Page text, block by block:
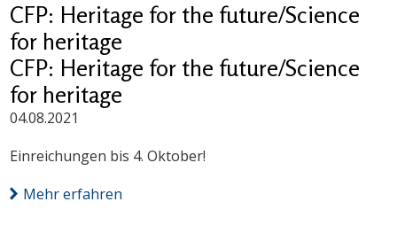
CFP: Heritage for the future/Science
for heritage
CFP: Heritage for the future/Science
for heritage
04.08.2021
Einreichungen bis 4. Oktober!
Mehr erfahren